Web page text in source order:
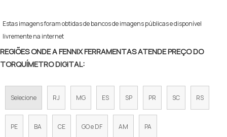
Estas imagens foram obtidas de bancos de imagens públicas e disponível
livremente na internet
REGIÕES ONDE A FENNIX FERRAMENTAS ATENDE PREÇO DO
TORQUÍMETRO DIGITAL:
Selecione RJ MG ES SP PR SC RS
PE BA CE GO e DF AM PA